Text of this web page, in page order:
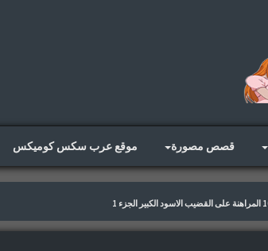
قصص مصورة موقع عرب سكس كوميكس